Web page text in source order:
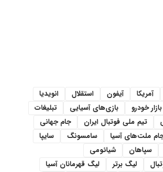
آمریکا آیفون استقلال
انویدیا
بازار خودرو بازی‌های آسیایی
تبلیغات
تیم ملی فوتبال ایران
جام جهانی
ملت‌های آسیا سامسونگ
سایپا
سپاهان
شیائومی
لیگ برتر
لیگ قهرمانان آسیا